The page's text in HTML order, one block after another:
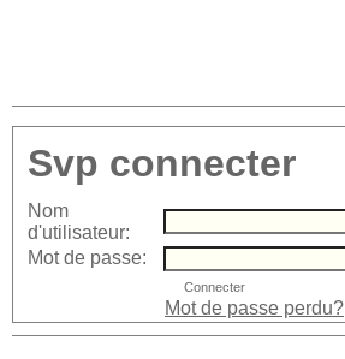
Svp connecter
Nom
d'utilisateur:
Mot de passe:
Mot de passe perdu?